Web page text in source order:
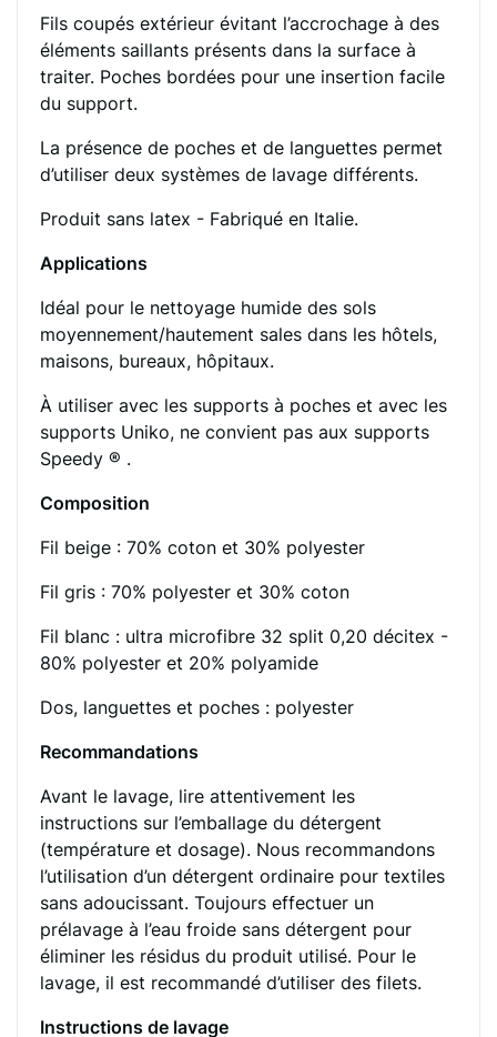
Fils coupés extérieur évitant l’accrochage à des
éléments saillants présents dans la surface à
traiter. Poches bordées pour une insertion facile
du support.
La présence de poches et de languettes permet
d’utiliser deux systèmes de lavage différents.
Produit sans latex - Fabriqué en Italie.
Applications
Idéal pour le nettoyage humide des sols
moyennement/hautement sales dans les hôtels,
maisons, bureaux, hôpitaux.
À utiliser avec les supports à poches et avec les
supports Uniko, ne convient pas aux supports
Speedy ® .
Composition
Fil beige : 70% coton et 30% polyester
Fil gris : 70% polyester et 30% coton
Fil blanc : ultra microfibre 32 split 0,20 décitex -
80% polyester et 20% polyamide
Dos, languettes et poches : polyester
Recommandations
Avant le lavage, lire attentivement les
instructions sur l’emballage du détergent
(température et dosage). Nous recommandons
l’utilisation d’un détergent ordinaire pour textiles
sans adoucissant. Toujours effectuer un
prélavage à l’eau froide sans détergent pour
éliminer les résidus du produit utilisé. Pour le
lavage, il est recommandé d’utiliser des filets.
Instructions de lavage